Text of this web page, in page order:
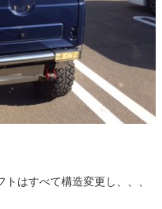
はすべて構造変更し、、、